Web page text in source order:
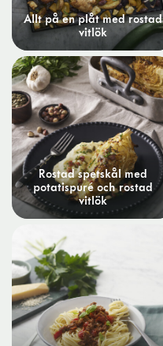
Allt på en plåt med rostad
vitlök
Rostad spetskål med
potatispuré och rostad
vitlök